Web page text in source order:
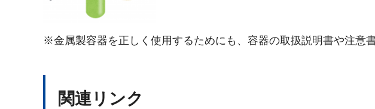
※金属製容器を正しく使用するためにも、容器の取扱説明書や注意
関連リンク